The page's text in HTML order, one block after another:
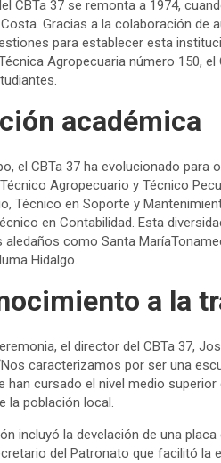
CBTa 37 se remonta a 1974,
Gracias a la colaboración de
para establecer esta
Agropecuaria número 150,
académica
el CBTa 37 ha evolucionado
Agropecuario y Técnico
Técnico en Soporte y
en Contabilidad. Esta
aledaños como Santa
Hidalgo.
a la
el director del CBTa 37,
caracterizamos por ser una
han cursado el nivel medio
la población local.
incluyó la develación de una
del Patronato que facilitó la